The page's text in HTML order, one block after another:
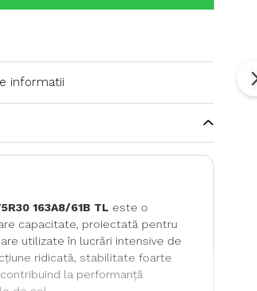
informatii
163A8/61B TL este o
capacitate, proiectată pentru
utilizate în lucrări intensive de
ridicată, stabilitate foarte
la performanță